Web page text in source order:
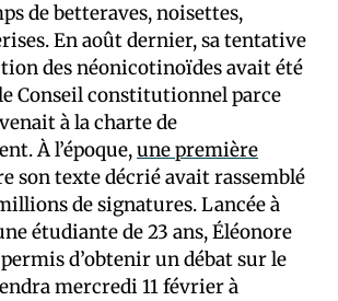
de betteraves, noisettes,
En août dernier, sa tentative
des néonicotinoïdes avait été
Conseil constitutionnel parce
à la charte de
À l’époque,une première
son texte décrié avait rassemblé
de signatures. Lancée à
étudiante de 23 ans, Éléonore
d’obtenir un débat sur le
mercredi 11 février à